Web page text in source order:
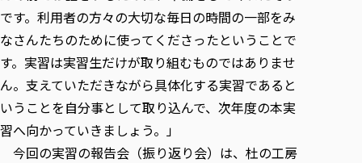
です。利用者の方々の大切な毎日の時間の一部をみ
なさんたちのために使ってくださったということで
す。実習は実習生だけが取り組むものではありませ
ん。支えていただきながら具体化する実習であると
いうことを自分事として取り込んで、次年度の本実
習へ向かっていきましょう。」
今回の実習の報告会（振り返り会）は、杜の工房